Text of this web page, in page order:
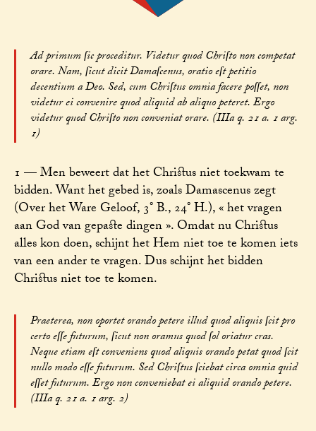
Ad primum ſic proceditur. Videtur quod Chriſto non competat
orare. Nam, ſicut dicit Damaſcenus, oratio eſt petitio
decentium a Deo. Sed, cum Chriſtus omnia facere poſſet, non
videtur ei convenire quod aliquid ab aliquo peteret. Ergo
videtur quod Chriſto non conveniat orare. (IIIa q. 21 a. 1 arg.
1)
1 — Men beweert dat het Christus niet toekwam te
bidden. Want het gebed is, zoals Damascenus zegt
(Over het Ware Geloof, 3° B., 24° H.), « het vragen
aan God van gepaste dingen ». Omdat nu Christus
alles kon doen, schijnt het Hem niet toe te komen iets
van een ander te vragen. Dus schijnt het bidden
Christus niet toe te komen.
Praeterea, non oportet orando petere illud quod aliquis ſcit pro
certo eſſe futurum, ſicut non oramus quod ſol oriatur cras.
Neque etiam eſt conveniens quod aliquis orando petat quod ſcit
nullo modo eſſe futurum. Sed Chriſtus ſciebat circa omnia quid
eſſet futurum. Ergo non conveniebat ei aliquid orando petere.
(IIIa q. 21 a. 1 arg. 2)